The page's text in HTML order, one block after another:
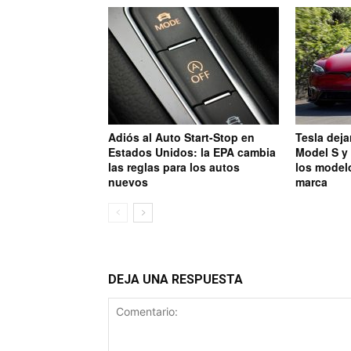
Adiós al Auto Start-Stop en
Estados Unidos: la EPA cambia
las reglas para los autos
nuevos
Tesla
Model S
los
marca
DEJA UNA RESPUESTA